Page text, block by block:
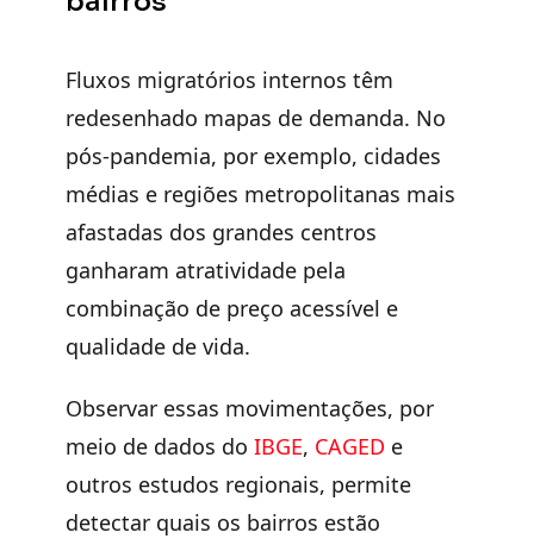
Fluxos migratórios internos têm
redesenhado mapas de demanda. No
pós-pandemia, por exemplo, cidades
médias e regiões metropolitanas mais
afastadas dos grandes centros
ganharam atratividade pela
combinação de preço acessível e
qualidade de vida.
Observar essas movimentações, por
meio de dados do IBGE, CAGED e
outros estudos regionais, permite
detectar quais os bairros estão